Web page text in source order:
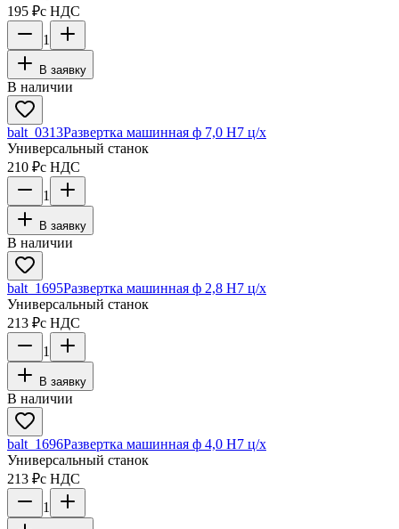
195 ₽с НДС
1
В заявку
В наличии
balt_0313Развертка машинная ф 7,0 Н7 ц/х
Универсальный станок
210 ₽с НДС
1
В заявку
В наличии
balt_1695Развертка машинная ф 2,8 Н7 ц/х
Универсальный станок
213 ₽с НДС
1
В заявку
В наличии
balt_1696Развертка машинная ф 4,0 Н7 ц/х
Универсальный станок
213 ₽с НДС
1